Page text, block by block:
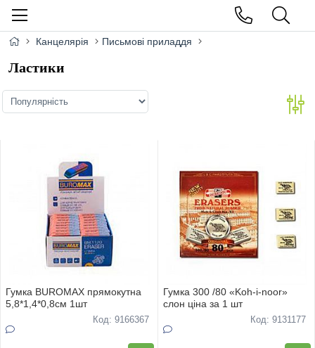
Канцелярія Письмові приладдя
Ластики
Гумка BUROMAX прямокутна
5,8*1,4*0,8см 1шт
Код: 9166367
Гумка 300 /80 «Koh-i-noor»
слон ціна за 1 шт
Код: 9131177